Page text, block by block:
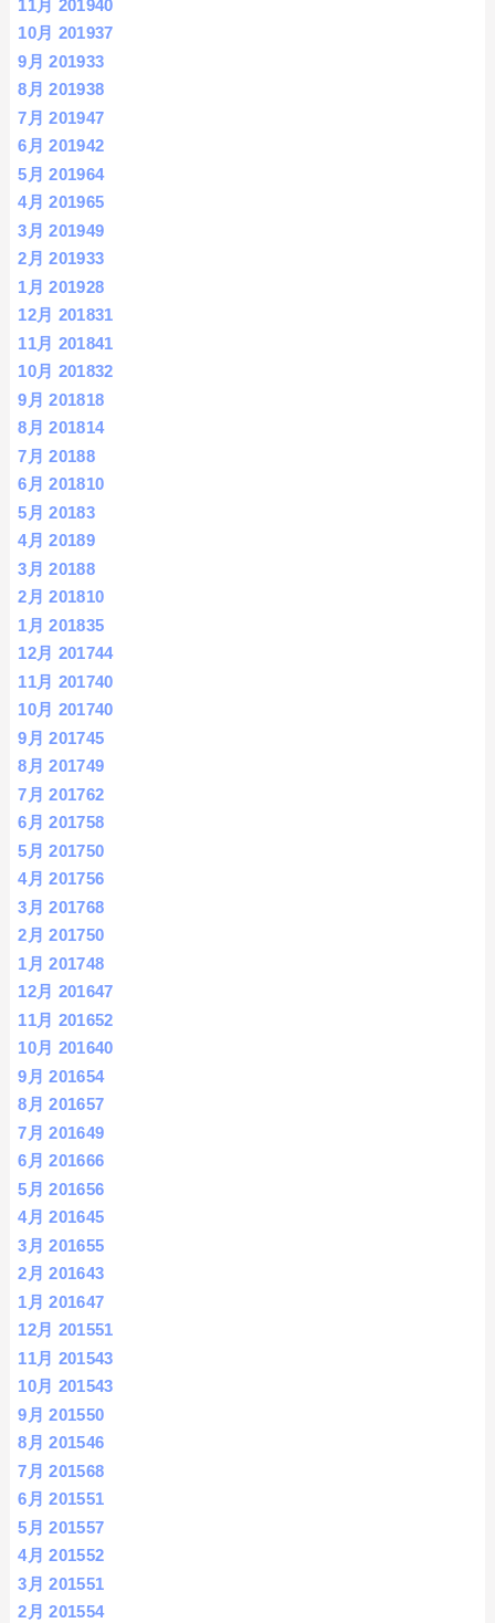
11月 201940
10月 201937
9月 201933
8月 201938
7月 201947
6月 201942
5月 201964
4月 201965
3月 201949
2月 201933
1月 201928
12月 201831
11月 201841
10月 201832
9月 201818
8月 201814
7月 20188
6月 201810
5月 20183
4月 20189
3月 20188
2月 201810
1月 201835
12月 201744
11月 201740
10月 201740
9月 201745
8月 201749
7月 201762
6月 201758
5月 201750
4月 201756
3月 201768
2月 201750
1月 201748
12月 201647
11月 201652
10月 201640
9月 201654
8月 201657
7月 201649
6月 201666
5月 201656
4月 201645
3月 201655
2月 201643
1月 201647
12月 201551
11月 201543
10月 201543
9月 201550
8月 201546
7月 201568
6月 201551
5月 201557
4月 201552
3月 201551
2月 201554